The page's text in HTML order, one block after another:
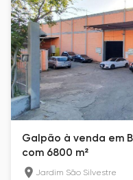
Galpão à venda em
com 6800 m²
Jardim São Silvestre